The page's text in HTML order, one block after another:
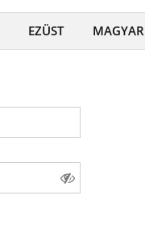
EZÜST MAGYAR